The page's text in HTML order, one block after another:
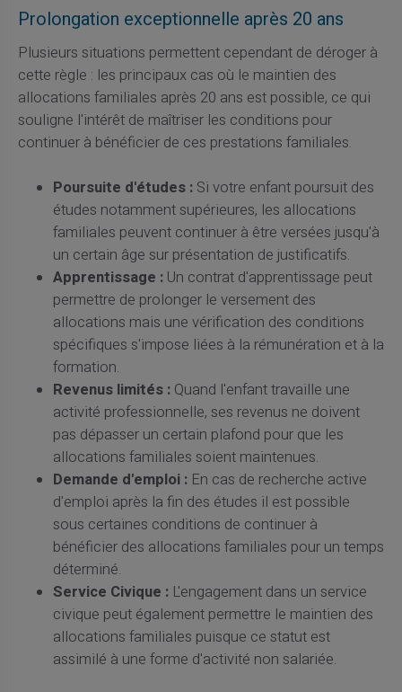
Prolongation exceptionnelle après 20 ans
Plusieurs situations permettent cependant de déroger à
cette règle : les principaux cas où le maintien des
allocations familiales après 20 ans est possible, ce qui
souligne l'intérêt de maîtriser les conditions pour
continuer à bénéficier de ces prestations familiales.
Poursuite d'études : Si votre enfant poursuit des
études notamment supérieures, les allocations
familiales peuvent continuer à être versées jusqu'à
un certain âge sur présentation de justificatifs.
Apprentissage : Un contrat d'apprentissage peut
permettre de prolonger le versement des
allocations mais une vérification des conditions
spécifiques s'impose liées à la rémunération et à la
formation.
Revenus limités : Quand l'enfant travaille une
activité professionnelle, ses revenus ne doivent
pas dépasser un certain plafond pour que les
allocations familiales soient maintenues.
Demande d'emploi : En cas de recherche active
d'emploi après la fin des études il est possible
sous certaines conditions de continuer à
bénéficier des allocations familiales pour un temps
déterminé.
Service Civique : L'engagement dans un service
civique peut également permettre le maintien des
allocations familiales puisque ce statut est
assimilé à une forme d'activité non salariée.